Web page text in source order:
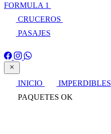
FORMULA 1
CRUCEROS
PASAJES
INICIO
IMPERDIBLES
PAQUETES OK